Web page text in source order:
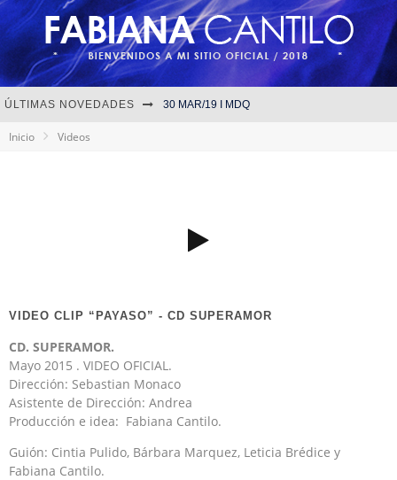
ÚLTIMAS NOVEDADES 30 MAR/19 I MDQ
Inicio Videos
VIDEO CLIP “PAYASO” - CD SUPERAMOR
CD. SUPERAMOR.
Mayo 2015 . VIDEO OFICIAL.
Dirección: Sebastian Monaco
Asistente de Dirección: Andrea
Producción e idea: Fabiana Cantilo.
Guión: Cintia Pulido, Bárbara Marquez, Leticia Brédice y
Fabiana Cantilo.